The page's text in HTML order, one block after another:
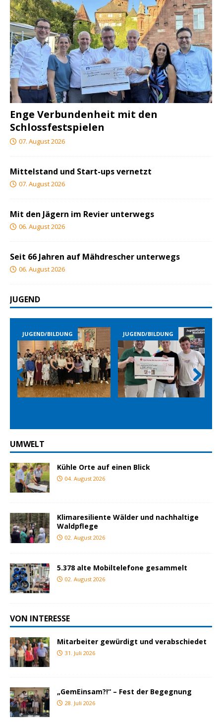
Enge Verbundenheit mit den
Schlossfestspielen
07. August 2026
Mittelstand und Start-ups vernetzt
07. August 2026
Mit den Jägern im Revier unterwegs
06. August 2026
Seit 66 Jahren auf Mähdrescher unterwegs
06. August 2026
JUGEND
JUGEND/BILDUNG JUGEND/BILDUNG
Prev
ious
Nex
t
UMWELT
Kühle Orte auf einen Blick
04. August 2026
Klimaresiliente Wälder und nachhaltige
Waldpflege
02. August 2026
5.378 alte Mobiltelefone gesammelt
02. August 2026
VON INTERESSE
Mitarbeiter gewürdigt und verabschiedet
31. Juli 2026
„GemEinsam?!“ – Fest der Begegnung
28. Juli 2026